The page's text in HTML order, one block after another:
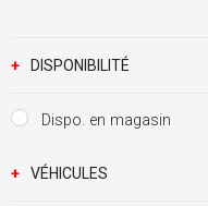
+ DISPONIBILITÉ
Dispo. en magasin
+ VÉHICULES